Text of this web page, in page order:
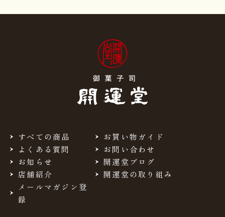
すべての商品
お買い物ガイド
よくある質問
お問い合わせ
お知らせ
開運堂ブログ
店舗紹介
開運堂の取り組み
メールマガジン登
録